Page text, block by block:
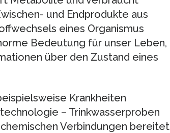
und Endprodukte aus
eines Organismus
Bedeutung für unser Leben,
über den Zustand eines
Krankheiten
– Trinkwasserproben
Verbindungen bereitet